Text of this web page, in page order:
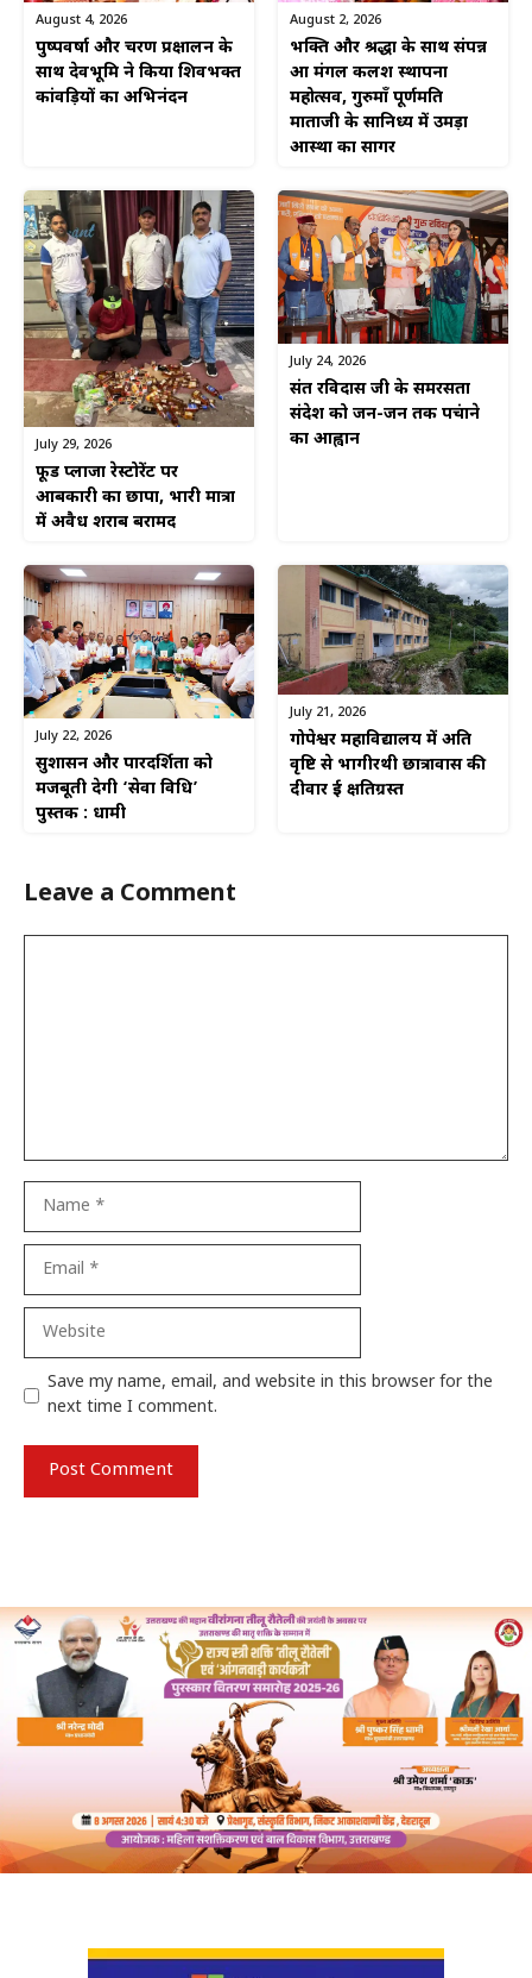
August 4, 2026
पुष्पवर्षा और चरण प्रक्षालन के
साथ देवभूमि ने किया शिवभक्त
कांवड़ियों का अभिनंदन
August 2, 2026
भक्ति और श्रद्धा के साथ संपन्न
हुआ मंगल कलश स्थापना
महोत्सव, गुरुमाँ पूर्णमति
माताजी के सानिध्य में उमड़ा
आस्था का सागर
July 29, 2026
फूड प्लाजा रेस्टोरेंट पर
आबकारी का छापा, भारी मात्रा
में अवैध शराब बरामद
July 24, 2026
संत रविदास जी के समरसता
संदेश को जन-जन तक पहुंचाने
का आह्वान
July 22, 2026
सुशासन और पारदर्शिता को
मजबूती देगी ‘सेवा विधि’
पुस्तक : धामी
July 21, 2026
गोपेश्वर महाविद्यालय में अति
वृष्टि से भागीरथी छात्रावास की
दीवार हुई क्षतिग्रस्त
Leave a Comment
Website
Save my name, email, and website in this browser for the
next time I comment.